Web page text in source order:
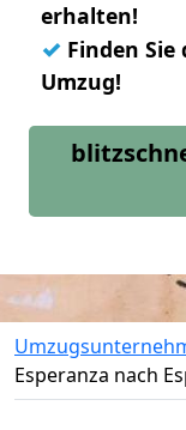
erhalten!
✓ Finden
Umzug!
Esperanza nach